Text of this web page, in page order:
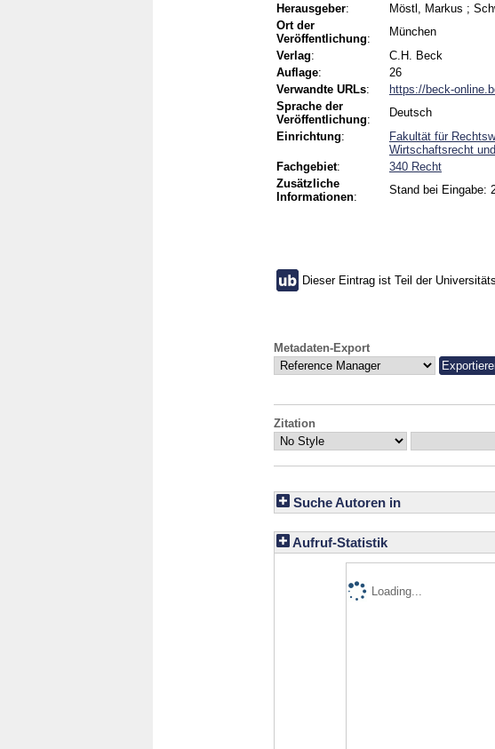
Herausgeber: Möstl, Markus ;
Ort der
Veröffentlichung:
München
Verlag:
C.H. Beck
Auflage:
26
Verwandte URLs:
https://beck-
Sprache der
Veröffentlichung:
Deutsch
Einrichtung:
Fakultät für
Wirtschaftsrecht
Fachgebiet:
340 Recht
Zusätzliche
Informationen:
Stand bei Eingabe:
Dieser Eintrag ist Teil der
Metadaten-Export
Zitation
Suche Autoren in
Aufruf-Statistik
Loading...